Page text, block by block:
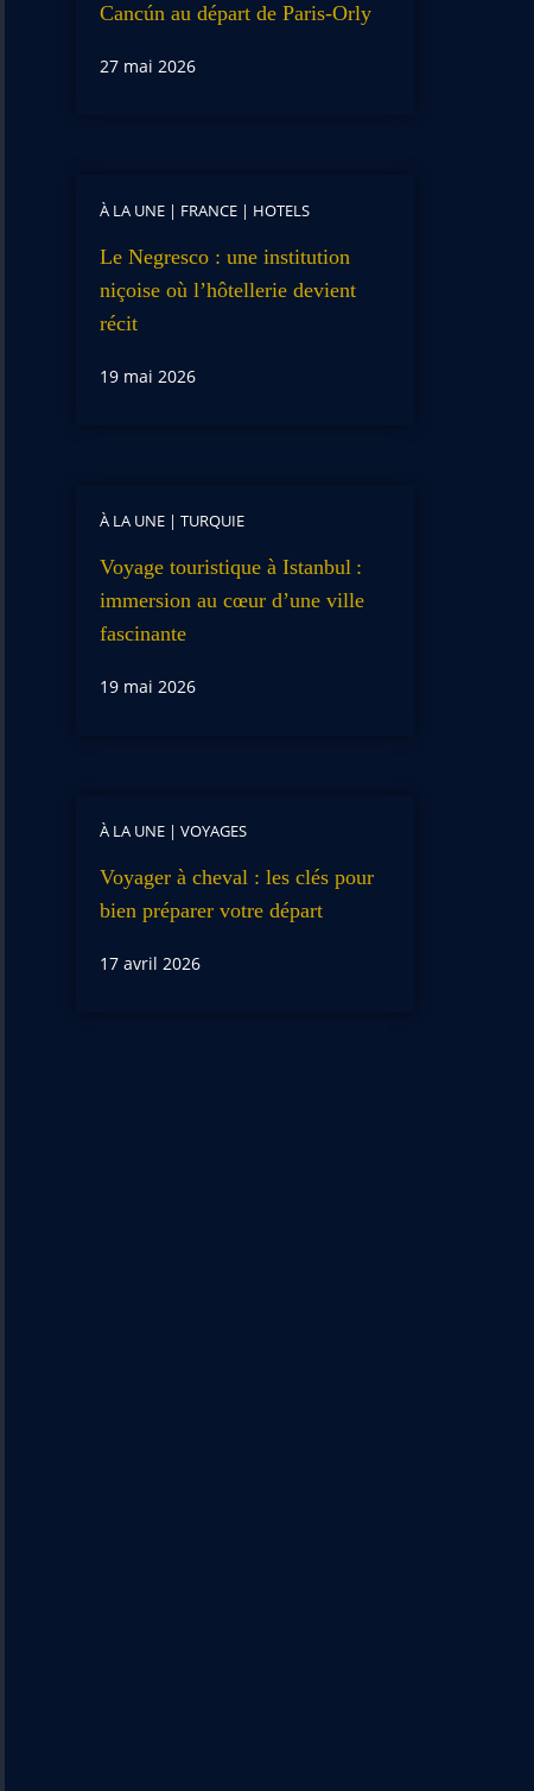
Cancún au départ de Paris-Orly
27 mai 2026
À LA UNE| FRANCE| HOTELS
Le Negresco : une institution
niçoise où l’hôtellerie devient
récit
19 mai 2026
À LA UNE| TURQUIE
Voyage touristique à Istanbul :
immersion au cœur d’une ville
fascinante
19 mai 2026
À LA UNE| VOYAGES
Voyager à cheval : les clés pour
bien préparer votre départ
17 avril 2026